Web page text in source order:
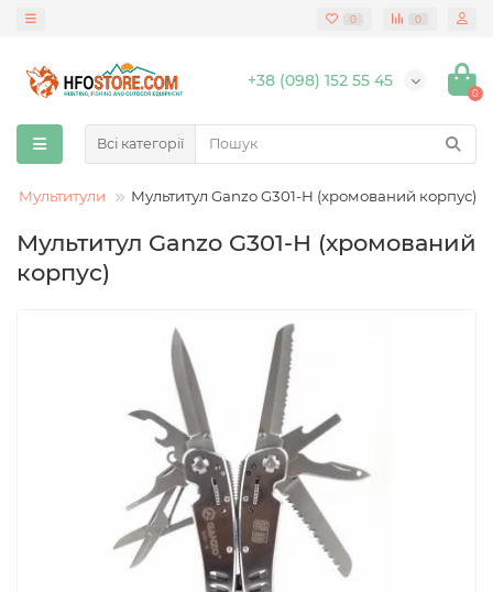
0 0
+38 (098) 152 55 45
0
Всі категорії
Мультитули Мультитул Ganzo G301-H (хромований корпус)
Мультитул Ganzo G301-H (хромований
корпус)